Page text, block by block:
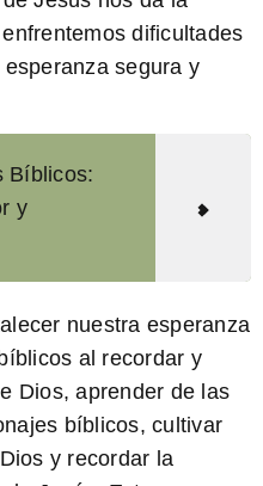
dificultades
segura y
Bíblicos:
y
nuestra esperanza
al recordar y
Dios, aprender de las
bíblicos, cultivar
y recordar la